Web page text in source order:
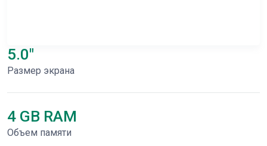
5.0"
Размер экрана
4 GB RAM
Объем памяти